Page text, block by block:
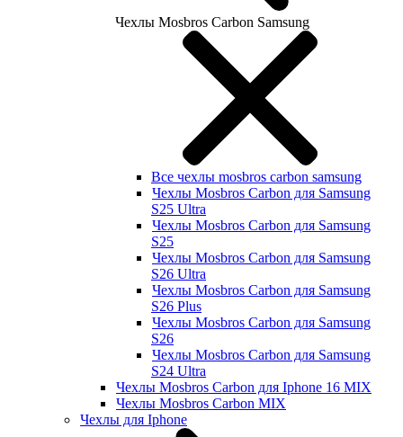
Чехлы Mosbros Carbon Samsung
Все чехлы mosbros carbon samsung
Чехлы Mosbros Carbon для Samsung
S25 Ultra
Чехлы Mosbros Carbon для Samsung
S25
Чехлы Mosbros Carbon для Samsung
S26 Ultra
Чехлы Mosbros Carbon для Samsung
S26 Plus
Чехлы Mosbros Carbon для Samsung
S26
Чехлы Mosbros Carbon для Samsung
S24 Ultra
Чехлы Mosbros Carbon для Iphone 16 MIX
Чехлы Mosbros Carbon MIX
Чехлы для Iphone